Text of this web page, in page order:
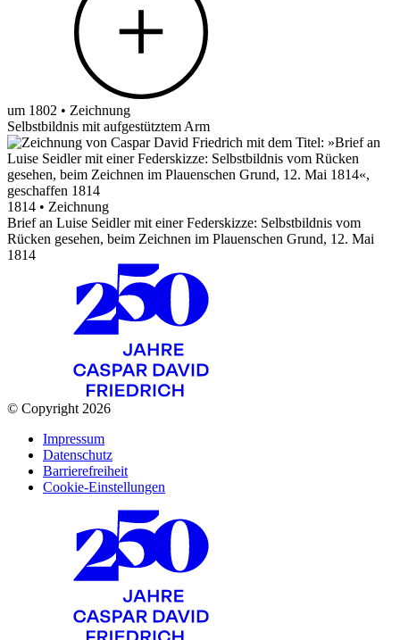
um 1802 • Zeichnung
Selbstbildnis mit aufgestütztem Arm
1814 • Zeichnung
Brief an Luise Seidler mit einer Federskizze: Selbstbildnis vom
Rücken gesehen, beim Zeichnen im Plauenschen Grund, 12. Mai
1814
© Copyright 2026
Impressum
Datenschutz
Barrierefreiheit
Cookie-Einstellungen